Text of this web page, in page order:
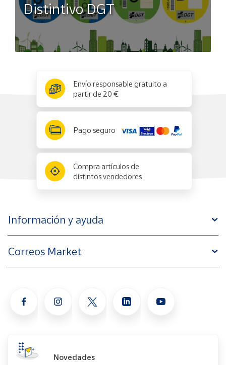
Distintivo DGT
Envío responsable gratuito a
partir de 20 €
Pago seguro
Compra artículos de
distintos vendedores
Información y ayuda
Correos Market
Novedades